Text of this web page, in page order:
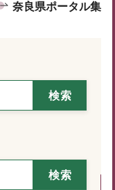
奈良県ポータル集